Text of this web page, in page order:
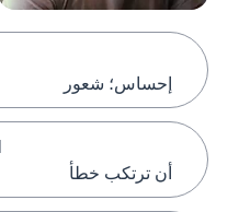
إحساس؛ شعور
أن ترتكب خطأ